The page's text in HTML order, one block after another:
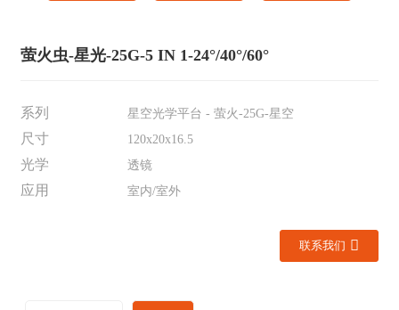
萤火虫-星光-25G-5 IN 1-24°/40°/60°
系列 星空光学平台 - 萤火-25G-星空
尺寸 120x20x16.5
光学 透镜
应用 室内/室外
联系我们